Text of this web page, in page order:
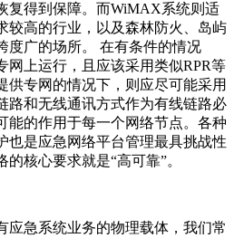
复得到保障。而WiMAX系统则适
较高的行业，以及森林防火、岛屿
度广的场所。 在有条件的情况
网上运行，且应该采用类似RPR等
供专网的情况下，则应尽可能采用
路和无线通讯方式作为有线链路必
能的作用于每一个网络节点。各种
也是应急网络平台管理最具挑战性
核心要求就是“高可靠”。
应急系统业务的物理载体，我们常